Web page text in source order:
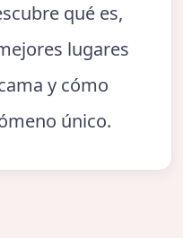
qué es,
lugares
y cómo
único.